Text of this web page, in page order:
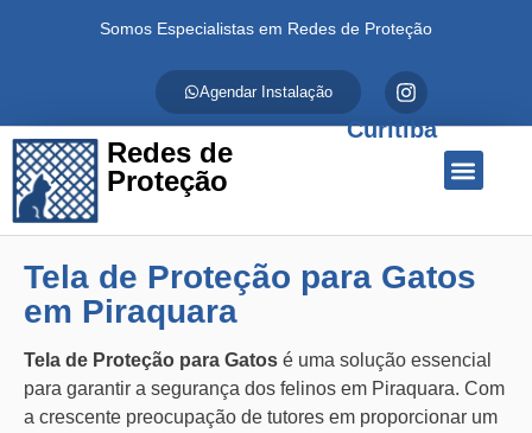
Somos Especialistas em Redes de Proteção
Agendar Instalação
Redes de
Proteção
Curitiba
Tela de Proteção para Gatos
em Piraquara
Tela de Proteção para Gatos é uma solução essencial
para garantir a segurança dos felinos em Piraquara. Com
a crescente preocupação de tutores em proporcionar um